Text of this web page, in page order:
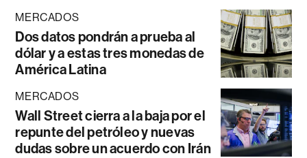
MERCADOS
Dos datos pondrán a prueba al
dólar y a estas tres monedas de
América Latina
MERCADOS
Wall Street cierra a la baja por el
repunte del petróleo y nuevas
dudas sobre un acuerdo con Irán